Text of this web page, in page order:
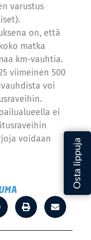
varustus
on, että
matka
km-vauhtia.
viimeinen 500
voi
ei
voidaan